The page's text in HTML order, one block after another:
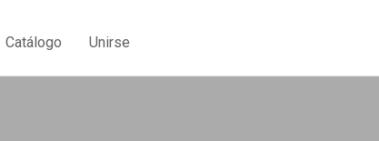
Catálogo Unirse